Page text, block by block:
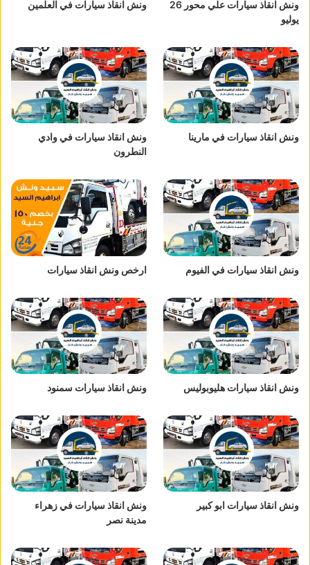
ونش انقاذ سيارات علي محور 26
يوليو
ونش انقاذ سيارات في العلمين
ونش انقاذ سيارات في مارينا
ونش انقاذ سيارات في وادي
النطرون
ونش انقاذ سيارات في الفيوم ارخص ونش انقاذ سيارات
ونش انقاذ سيارات هليوبوليس ونش انقاذ سيارات سمنود
ونش انقاذ سيارات ابو كبير
ونش انقاذ سيارات في زهراء
مدينة نصر